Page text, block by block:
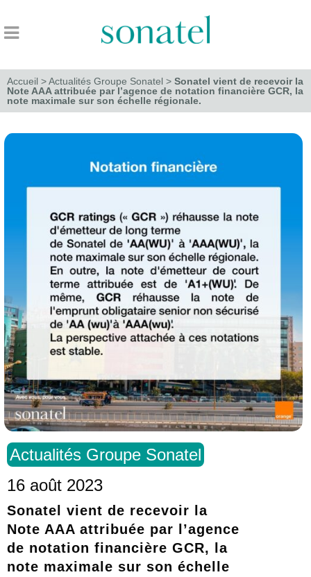
Accueil >Actualités Groupe Sonatel > Sonatel vient de recevoir la
Note AAA attribuée par l’agence de notation financière GCR, la
note maximale sur son échelle régionale.
Actualités Groupe Sonatel
16 août 2023
Sonatel vient de recevoir la
Note AAA attribuée par l’agence
de notation financière GCR, la
note maximale sur son échelle